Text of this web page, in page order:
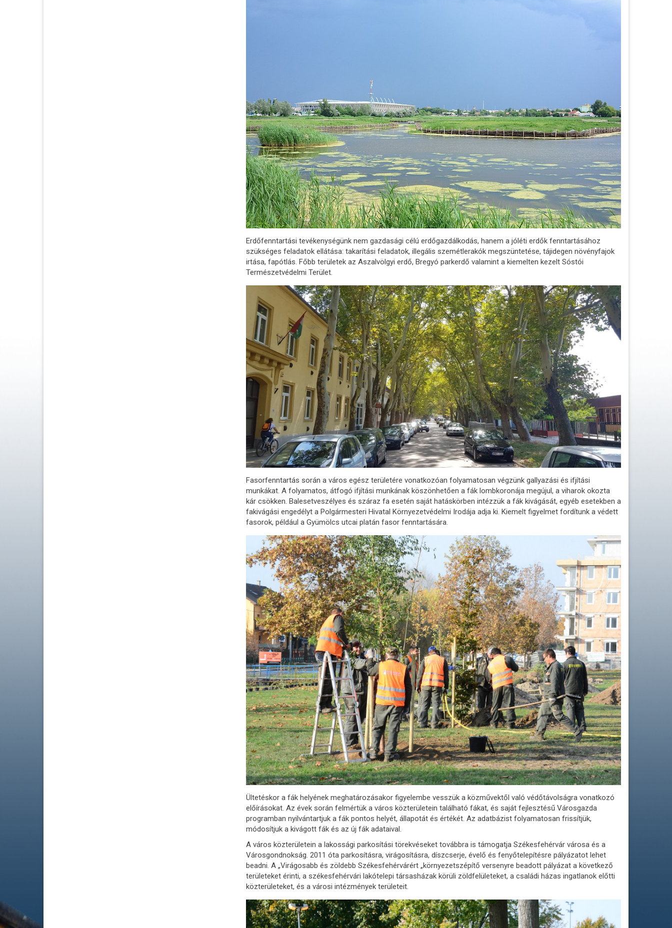
Erdőfenntartási tevékenységünk nem gazdasági célú erdőgazdálkodás, hanem a jóléti erdők fenntartásához
szükséges feladatok ellátása: takarítási feladatok, illegális szemétlerakók megszüntetése, tájidegen növényfajok
irtása, fapótlás. Főbb területek az Aszalvölgyi erdő, Bregyó parkerdő valamint a kiemelten kezelt Sóstói
Természetvédelmi Terület.
Fasorfenntartás során a város egész területére vonatkozóan folyamatosan végzünk gallyazási és ifjítási
munkákat. A folyamatos, átfogó ifjítási munkának köszönhetően a fák lombkoronája megújul, a viharok okozta
kár csökken. Balesetveszélyes és száraz fa esetén saját hatáskörben intézzük a fák kivágását, egyéb esetekben a
fakivágási engedélyt a Polgármesteri Hivatal Környezetvédelmi Irodája adja ki. Kiemelt figyelmet fordítunk a védett
fasorok, például a Gyümölcs utcai platán fasor fenntartására.
Ültetéskor a fák helyének meghatározásakor figyelembe vesszük a közművektől való védőtávolságra vonatkozó
előírásokat. Az évek során felmértük a város közterületein található fákat, és saját fejlesztésű Városgazda
programban nyilvántartjuk a fák pontos helyét, állapotát és értékét. Az adatbázist folyamatosan frissítjük,
módosítjuk a kivágott fák és az új fák adataival.
A város közterületein a lakossági parkosítási törekvéseket továbbra is támogatja Székesfehérvár városa és a
Városgondnokság. 2011 óta parkosításra, virágosításra, díszcserje, évelő és fenyőtelepítésre pályázatot lehet
beadni. A „Virágosabb és zöldebb Székesfehérvárért „környezetszépítő versenyre beadott pályázat a következő
területeket érinti, a székesfehérvári lakótelepi társasházak körüli zöldfelületeket, a családi házas ingatlanok előtti
közterületeket, és a városi intézmények területeit.